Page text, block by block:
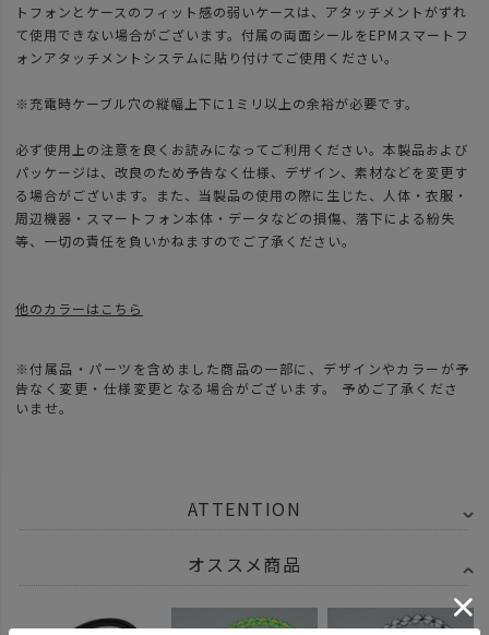
トフォンとケースのフィット感の弱いケースは、アタッチメントがずれ
て使用できない場合がございます。付属の両面シールをEPMスマートフ
ォンアタッチメントシステムに貼り付けてご使用ください。
※充電時ケーブル穴の縦幅上下に1ミリ以上の余裕が必要です。
必ず使用上の注意を良くお読みになってご利用ください。本製品および
パッケージは、改良のため予告なく仕様、デザイン、素材などを変更す
る場合がございます。また、当製品の使用の際に生じた、人体・衣服・
周辺機器・スマートフォン本体・データなどの損傷、落下による紛失
等、一切の責任を負いかねますのでご了承ください。
他のカラーはこちら
※付属品・パーツを含めました商品の一部に、デザインやカラーが予
告なく変更・仕様変更となる場合がございます。 予めご了承くださ
いませ。
ATTENTION
オススメ商品